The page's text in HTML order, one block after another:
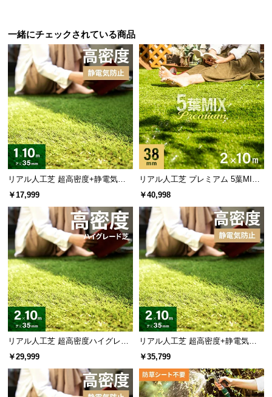
一緒にチェックされている商品
リアル人工芝 超高密度+静電気防
止 高耐久タイプ・質感を追求 芝丈
￥17,999
リアル人工芝 プレミアム 5葉MI
X・質感をさらに追求 芝丈38mm 2
￥40,998
リアル人工芝 超高密度ハイグレー
ド 高耐久タイプ・質感を追求 芝丈
￥29,999
リアル人工芝 超高密度+静電気防
止 極細タイプ 芝丈35mm 2×10m
￥35,799